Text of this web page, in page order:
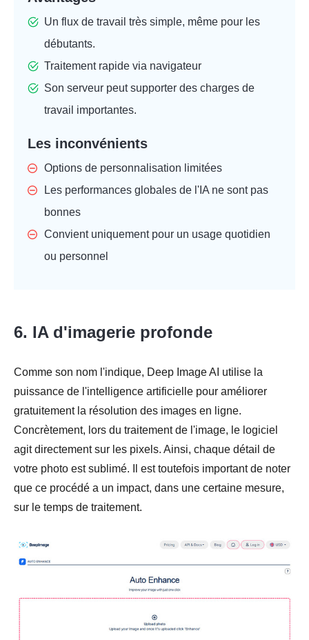
Un flux de travail très simple, même pour les
débutants.
Traitement rapide via navigateur
Son serveur peut supporter des charges de
travail importantes.
Les inconvénients
Options de personnalisation limitées
Les performances globales de l'IA ne sont pas
bonnes
Convient uniquement pour un usage quotidien
ou personnel
6. IA d'imagerie profonde
Comme son nom l'indique, Deep Image AI utilise la
puissance de l'intelligence artificielle pour améliorer
gratuitement la résolution des images en ligne.
Concrètement, lors du traitement de l'image, le logiciel
agit directement sur les pixels. Ainsi, chaque détail de
votre photo est sublimé. Il est toutefois important de noter
que ce procédé a un impact, dans une certaine mesure,
sur le temps de traitement.